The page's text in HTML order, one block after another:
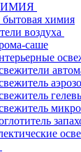
бытовая химия
воздуха
саше